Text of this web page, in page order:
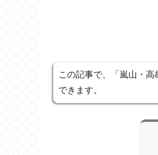
この記事で、「嵐山・
できます。